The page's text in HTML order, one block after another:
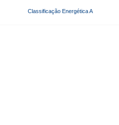
Classificação Energética A